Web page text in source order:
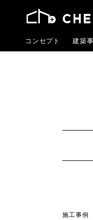
コンセプト 建築
施工事例